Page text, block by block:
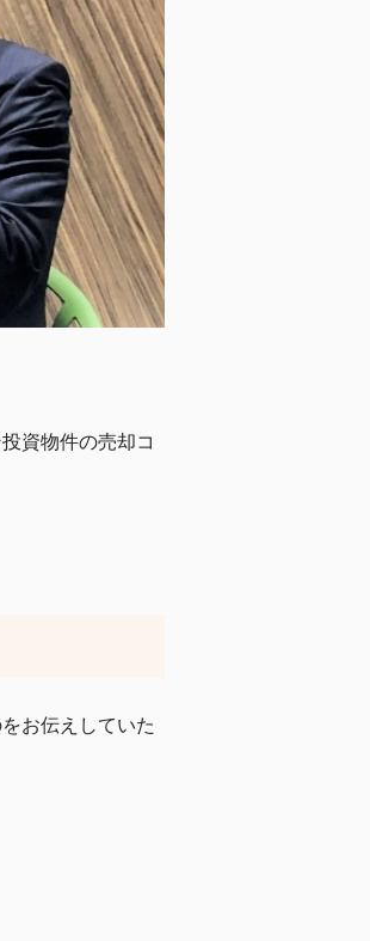
資物件の売却コ
お伝えしていた